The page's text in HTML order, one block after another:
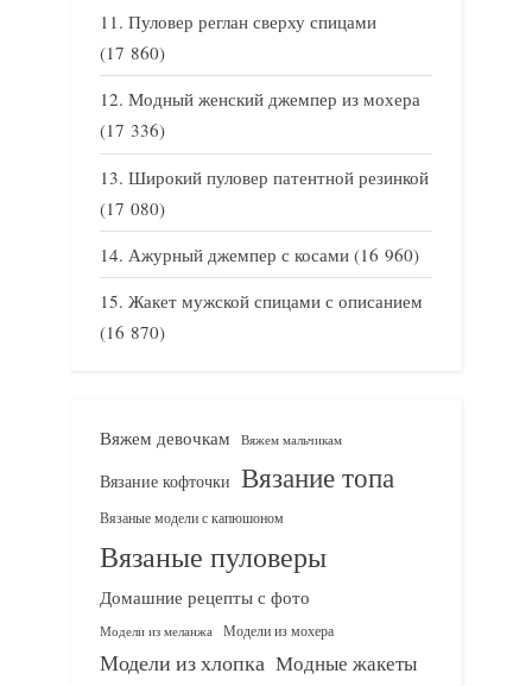
Пуловер реглан сверху спицами
(17 860)
Модный женский джемпер из мохера
(17 336)
Широкий пуловер патентной резинкой
(17 080)
Ажурный джемпер с косами (16 960)
Жакет мужской спицами с описанием
(16 870)
Вяжем девочкам Вяжем мальчикам
Вязание кофточки Вязание топа
Вязаные модели с капюшоном
Вязаные пуловеры
Домашние рецепты с фото
Модели из меланжа Модели из мохера
Модели из хлопка Модные жакеты